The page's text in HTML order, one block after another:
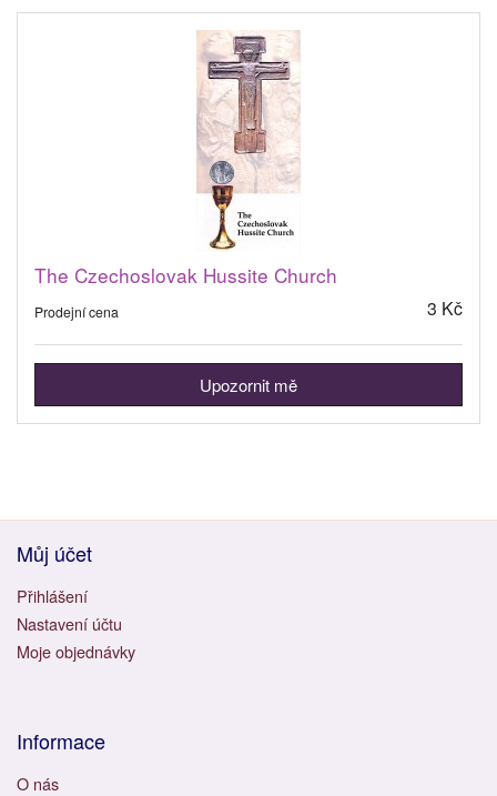
The Czechoslovak Hussite Church
Prodejní cena 3 Kč
Upozornit mě
Můj účet
Přihlášení
Nastavení účtu
Moje objednávky
Informace
O nás